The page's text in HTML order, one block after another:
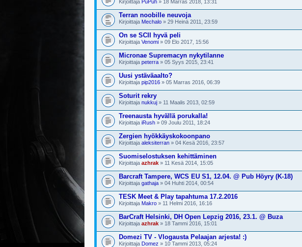
Kirjoittaja PuPuh » 18 Marras 2018, 13:31
Terran noobille neuvoja
Kirjoittaja Mechalo » 29 Heinä 2011, 23:59
On se SCII hyvä peli
Kirjoittaja Venomi » 09 Elo 2017, 15:56
Micronae Supremacyn nykytilanne
Kirjoittaja peterra » 05 Syys 2015, 23:41
Uusi ystäväaalto?
Kirjoittaja pip2016 » 05 Marras 2016, 06:39
Soturit rekry
Kirjoittaja nukkuj » 11 Maalis 2013, 02:59
Treenausta hyvällä porukalla!
Kirjoittaja iRush » 09 Joulu 2011, 18:24
Zergien hyökkäyskokoonpano
Kirjoittaja aleksiterran » 04 Kesä 2016, 23:57
Suomiselostuksen kehittäminen
Kirjoittaja azhrak » 11 Kesä 2014, 15:05
Barcraft Tampere, WCS EU S1, 12.04. @ Pub Höyry (K-18)
Kirjoittaja gathaja » 04 Huhti 2014, 00:54
TESK Meet & Play tapahtuma 17.2.2016
Kirjoittaja Makro » 11 Helmi 2016, 16:16
BarCraft Helsinki, DH Open Lepzig 2016, 23.1. @ Buza
Kirjoittaja azhrak » 18 Tammi 2016, 15:01
Domezi TV - Vlogausta Pelaajan arjesta! :)
Kirjoittaja Domez » 10 Tammi 2013, 05:24